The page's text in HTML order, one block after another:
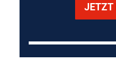
JETZT